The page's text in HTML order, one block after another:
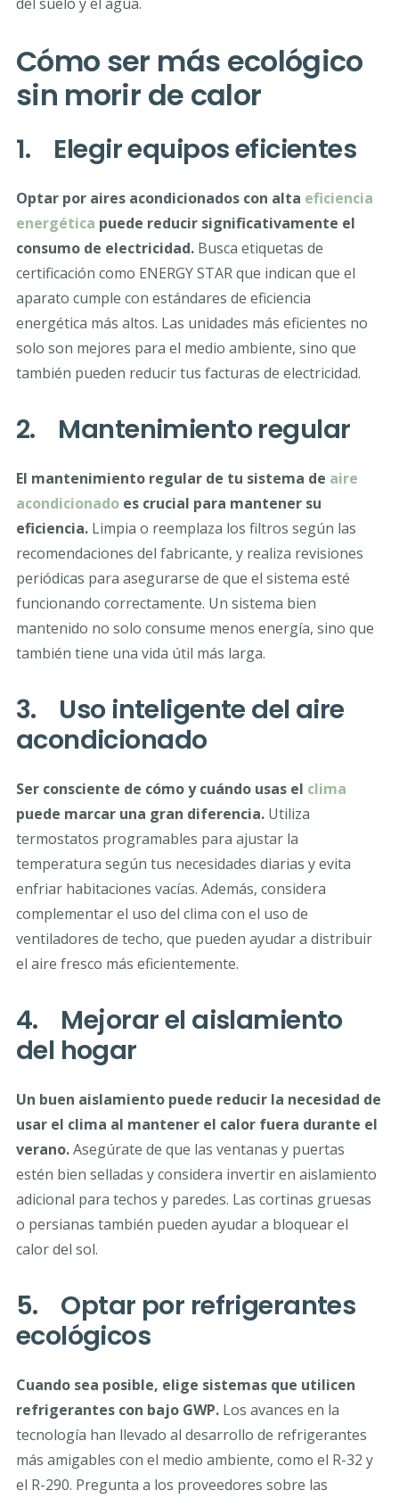
Cómo ser más ecológico
sin morir de calor
1. Elegir equipos eficientes
Optar por aires acondicionados con alta eficiencia
energética puede reducir significativamente el
consumo de electricidad.Busca etiquetas de
certificación como ENERGY STAR que indican que el
aparato cumple con estándares de eficiencia
energética más altos. Las unidades más eficientes no
solo son mejores para el medio ambiente, sino que
también pueden reducir tus facturas de electricidad.
2. Mantenimiento regular
El mantenimiento regular de tu sistema de aire
acondicionadoes crucial para mantener su
eficiencia.Limpia o reemplaza los filtros según las
recomendaciones del fabricante, y realiza revisiones
periódicas para asegurarse de que el sistema esté
funcionando correctamente. Un sistema bien
mantenido no solo consume menos energía, sino que
también tiene una vida útil más larga.
3. Uso inteligente del aire
acondicionado
Ser consciente de cómo y cuándo usas el clima
puede marcar una gran diferencia.Utiliza
termostatos programables para ajustar la
temperatura según tus necesidades diarias y evita
enfriar habitaciones vacías. Además, considera
complementar el uso del clima con el uso de
ventiladores de techo, que pueden ayudar a distribuir
el aire fresco más eficientemente.
4. Mejorar el aislamiento
del hogar
Un buen aislamiento puede reducir la necesidad de
usar el clima al mantener el calor fuera durante el
verano.Asegúrate de que las ventanas y puertas
estén bien selladas y considera invertir en aislamiento
adicional para techos y paredes. Las cortinas gruesas
o persianas también pueden ayudar a bloquear el
calor del sol.
5. Optar por refrigerantes
ecológicos
Cuando sea posible, elige sistemas que utilicen
refrigerantes con bajo GWP.Los avances en la
tecnología han llevado al desarrollo de refrigerantes
más amigables con el medio ambiente, como el R-32 y
el R-290. Pregunta a los proveedores sobre las